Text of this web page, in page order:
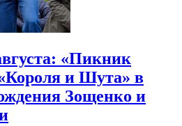
«Пикник
и Шута» в
Зощенко и